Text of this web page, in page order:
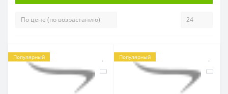
Популярный Популярный